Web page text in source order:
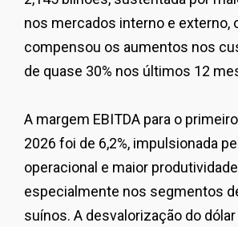
nos mercados interno e externo,
compensou os aumentos nos
de quase 30% nos últimos 12
A margem EBITDA para o
2026 foi de 6,2%, impulsionada
operacional e maior
especialmente nos segmentos
suínos. A desvalorização do